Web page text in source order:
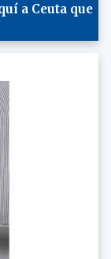
a Ceuta que